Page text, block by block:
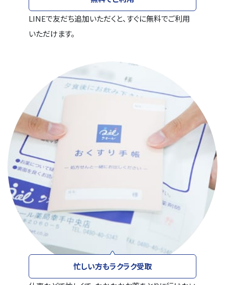
LINEで友だち追加いただくと、すぐに無料でご利用
いただけます。
忙しい方もラクラク受取